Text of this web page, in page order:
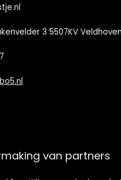
3 5507KV
van partners